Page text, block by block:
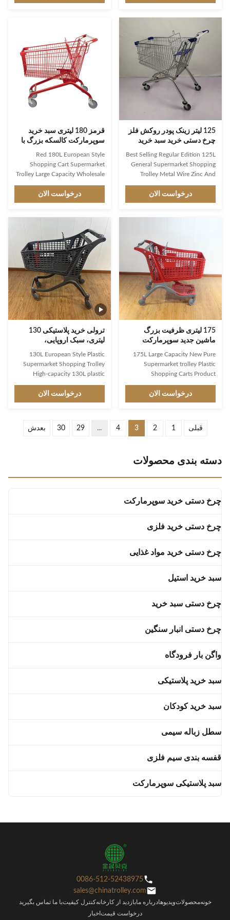
carbon steel Q195 High
European,Asian markets 125L
regular best-selling model with a
wide audience Simple design,firm
structure,user-friendly shopping
trolley Environmental
protection,wear resistance,heavy
loading capacity Favorable
prices,high performance cost
ratio,meet public
APT03 1.Product Name: Plastic
1105*575*1060mm 4.Liter:
100L-220L 5.Loading Capacity:
110kgs 6.Surface Treatment:
7.Wheels: 5" TPR 8.Material:
HDPP and Nylon 9.Adaptability:
for supermarket 10.Trolley Lock
Model: 0.5,1,2 Euro 11.LOGO
Printing Area: Handle bar and
Basket parts 12.Extra Accessories
125 لیتر زینک پودر روکش فلز
چرخ دستی خرید سبد خرید
سوپرمارکت
Best Selling Regular Edition 125L
General Supermarket Shopping
Trolley Metal Wire Zinc And
Product Features High-grade
carbon steel Q195 High
design,firm structure,user-
friendly shopping trolley
Environmental protection,wear
resistance,heavy loading capacity
Favorable prices,high
performance cost ratio,meet
public demand Customized
plastic parts with different
درخواست الان
قرمز 180 لیتری سبد خرید
سوپرمارکت کالسکه بزرگ با
ظرفیت عمده فروشی
Red 180L European Style
Shopping Cart Supermarket
Trolley Large Capacity Wholesale
mesh basket is designed with
metal mesh, and with a folding
shopping with the child.
Capacity: The capacity of the
shopping cart can be customized
from 60L to 240L, which can
accommodate a large number of
groceries or shopping items. This
can meet the needs of different
categories of supermarkets or
grocery stores. The capacity is
درخواست الان
175 لیتری ظرفیت بزرگ
ماشین جدید سوپرمارکت
خالص سبد خرید پلاستیکی
175L Large Capacity New Pure
Supermarket trolley Plastic
Shopping Carts Product
APT03 1.Product Name: Plastic
shopping cart 2.Item No.: JS-
5.Loading Capacity: 110kgs
and Nylon 9.Adaptability: for
Basket parts 12.Extra
درخواست الان
ترولی خرید پلاستیکی 130
لیتری، سبک اروپایی،
سوپرمارکت و هایپرمارکت
130L European Style Plastic
Supermarket Shopping Trolley
High-capacity 130L plastic
supermarket and hypermarket
environments, featuring durable
Specifications Description JS-
درخواست الان
قبلی 1
2
3
4
...
29
30 بعدش
دسته بندی محصولات
چرخ دستی خرید سوپرمارکت
چرخ دستی خرید فلزی
چرخ دستی خرید مواد غذایی
سبد خرید استیل
چرخ دستی سبد خرید
چرخ دستی انبار سنگین
واگن بار فرودگاه
سبد خرید پلاستیکی
سبد خرید کودکان
سطل زباله سیمی
قفسه بندی سیم فلزی
سبد پلاستیکی سوپرمارکت
0086-512-52438975
sales@chinatrolley.com
خونهمحصولاتویدیوهادرباره مابازدید از کارخانهکنترل کیفیتبا ما تماس بگیرید
درخواست قیمت اخبار